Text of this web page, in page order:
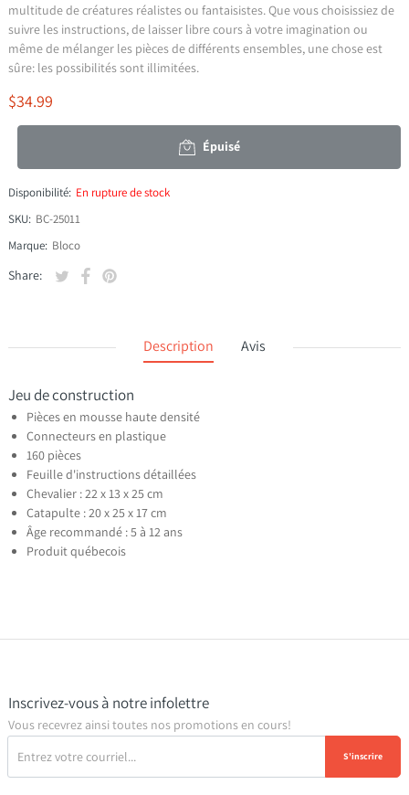
multitude de créatures réalistes ou fantaisistes. Que vous choisissiez de
suivre les instructions, de laisser libre cours à votre imagination ou
même de mélanger les pièces de différents ensembles, une chose est
sûre: les possibilités sont illimitées.
$34.99
Épuisé
Disponibilité: En rupture de stock
SKU: BC-25011
Marque: Bloco
Share: Tweeter sur Twitter
S'ouvre dans une nouvelle fenêtre.
Partager sur Facebook
S'ouvre dans une nouvelle fenêtre.
Épingler sur Pinterest
S'ouvre dans une nouvelle fenêtre.
Description Avis
Jeu de construction
Pièces en mousse haute densité
Connecteurs en plastique
160 pièces
Feuille d'instructions détaillées
Chevalier : 22 x 13 x 25 cm
Catapulte : 20 x 25 x 17 cm
Âge recommandé : 5 à 12 ans
Produit québecois
Inscrivez-vous à notre infolettre
Vous recevrez ainsi toutes nos promotions en cours!
S'inscrire